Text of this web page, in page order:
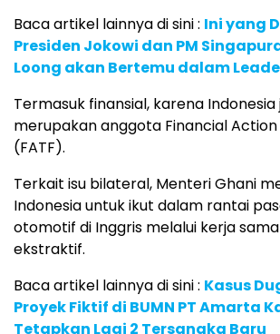
Baca artikel lainnya di sini : Ini yang
Presiden Jokowi dan PM
Loong akan Bertemu dalam
Termasuk finansial, karena Indonesia
merupakan anggota Financial
(FATF).
Terkait isu bilateral, Menteri Ghani
Indonesia untuk ikut dalam rantai
otomotif di Inggris melalui kerja
ekstraktif.
Baca artikel lainnya di sini : Kasus
Proyek Fiktif di BUMN PT Amarta
Tetapkan Lagi 2 Tersangka Baru